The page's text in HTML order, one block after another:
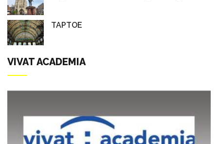
TAPTOE
VIVAT ACADEMIA